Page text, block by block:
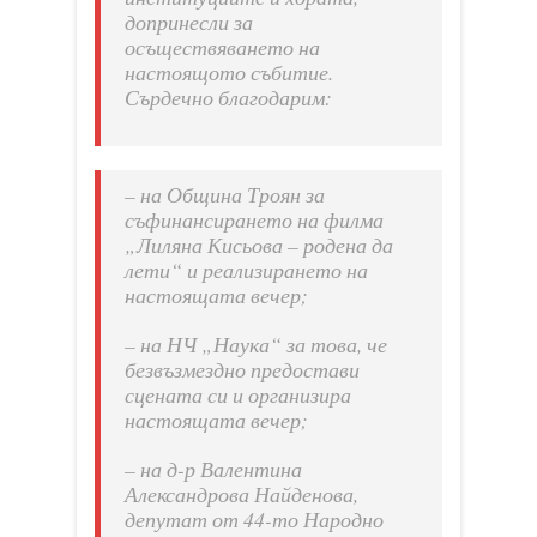
допринесли за
осъществяването на
настоящото събитие.
Сърдечно благодарим:
– на Община Троян за
съфинансирането на филма
„Лиляна Кисьова – родена да
лети“ и реализирането на
настоящата вечер;
– на НЧ „Наука“ за това, че
безвъзмездно предостави
сцената си и организира
настоящата вечер;
– на д-р Валентина
Александрова Найденова,
депутат от 44-то Народно